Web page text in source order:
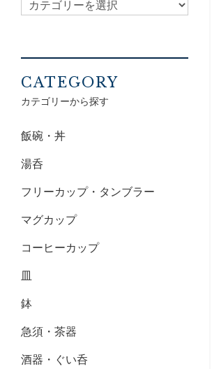
CATEGORY
カテゴリーから探す
飯碗・丼
湯呑
フリーカップ・タンブラー
マグカップ
コーヒーカップ
皿
鉢
急須・茶器
酒器・ぐい呑